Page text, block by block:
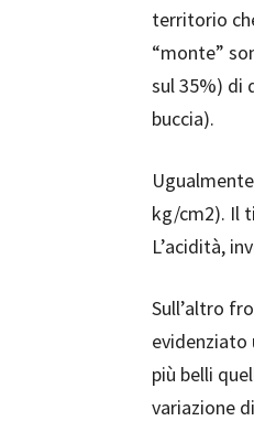
territorio
“monte”
sul 35%) di
buccia).
kg/cm2). Il
L’acidità,
Sull’altro
evidenziato
più belli
variazione